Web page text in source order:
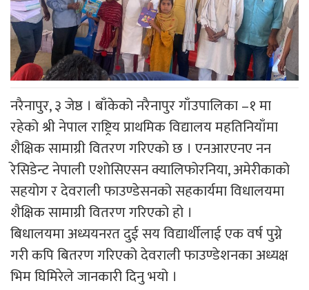
नरैनापुर, ३ जेष्ठ । बाँकेको नरैनापुर गाँउपालिका –१ मा
रहेको श्री नेपाल राष्ट्रिय प्राथमिक विद्यालय महतिनियाँमा
शैक्षिक सामाग्री वितरण गरिएको छ । एनआरएनए नन
रेसिडेन्ट नेपाली एशोसिएसन क्यालिफोरनिया, अमेरीकाको
सहयोग र देवराली फाउण्डेसनको सहकार्यमा विधालयमा
शैक्षिक सामाग्री वितरण गरिएको हो ।
बिधालयमा अध्ययनरत दुई सय विद्यार्थीलाई एक वर्ष पुग्ने
गरी कपि बितरण गरिएको देवराली फाउण्डेशनका अध्यक्ष
भिम घिमिरेले जानकारी दिनु भयो ।